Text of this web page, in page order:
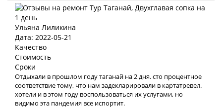
Ульяна Лиликина
Дата: 2022-05-21
Качество
Стоимость
Сроки
Отдыхали в прошлом году таганай на 2 дня. сто процентное
соответствие тому, что нам задекларировали в картатревел.
хотели и в этом году воспользоваться их услугами, но
видимо эта пандемия все испортит.